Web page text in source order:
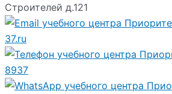
Строителей д.121
37.ru
8937